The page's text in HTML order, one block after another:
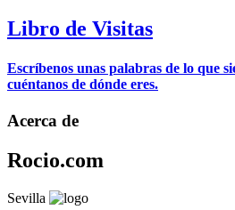
Libro de Visitas
Escríbenos unas palabras de lo que
cuéntanos de dónde eres.
Acerca de
Rocio.com
Sevilla